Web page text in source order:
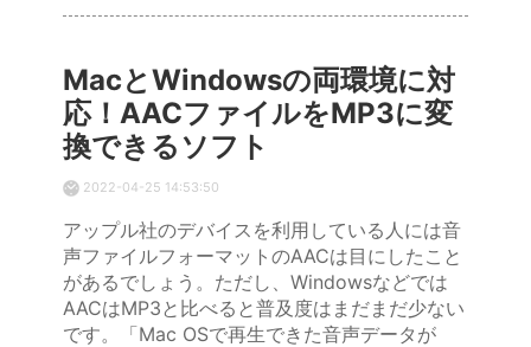
MacとWindowsの両環境に対
応！AACファイルをMP3に変
換できるソフト
2022-04-25 14:53:50
アップル社のデバイスを利用している人には音
声ファイルフォーマットのAACは目にしたこと
があるでしょう。ただし、Windowsなどでは
AACはMP3と比べると普及度はまだまだ少ない
です。「Mac OSで再生できた音声データが